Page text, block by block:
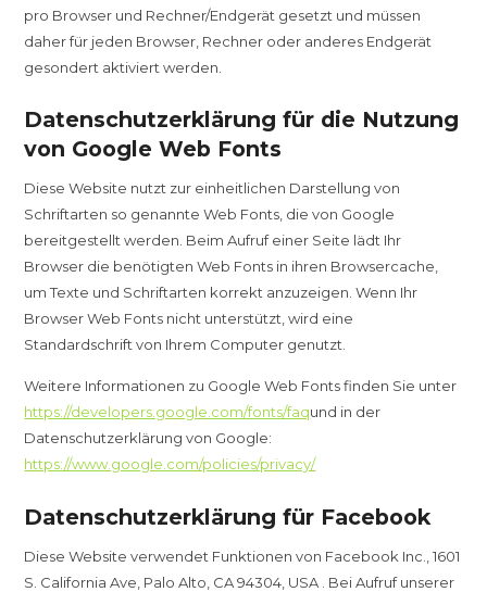
pro Browser und Rechner/Endgerät gesetzt und müssen
daher für jeden Browser, Rechner oder anderes Endgerät
gesondert aktiviert werden.
Datenschutzerklärung für die Nutzung
von Google Web Fonts
Diese Website nutzt zur einheitlichen Darstellung von
Schriftarten so genannte Web Fonts, die von Google
bereitgestellt werden. Beim Aufruf einer Seite lädt Ihr
Browser die benötigten Web Fonts in ihren Browsercache,
um Texte und Schriftarten korrekt anzuzeigen. Wenn Ihr
Browser Web Fonts nicht unterstützt, wird eine
Standardschrift von Ihrem Computer genutzt.
Weitere Informationen zu Google Web Fonts finden Sie unter
https://developers.google.com/fonts/faqund in der
Datenschutzerklärung von Google:
https://www.google.com/policies/privacy/
Datenschutzerklärung für Facebook
Diese Website verwendet Funktionen von Facebook Inc., 1601
S. California Ave, Palo Alto, CA 94304, USA . Bei Aufruf unserer